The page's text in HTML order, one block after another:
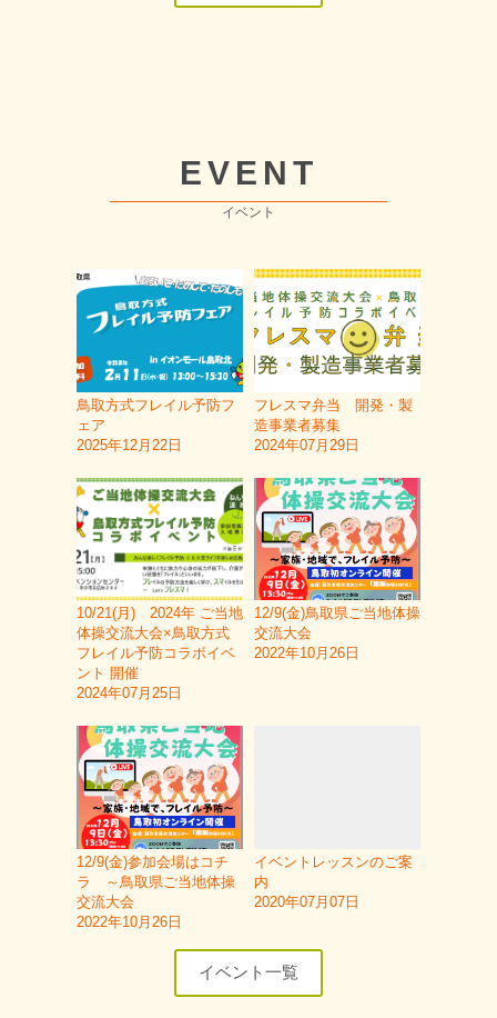
EVENT
イベント
鳥取方式フレイル予防フ
ェア
2025年12月22日
フレスマ弁当 開発・製
造事業者募集
2024年07月29日
10/21(月) 2024年 ご当地
体操交流大会×鳥取方式
フレイル予防コラボイベ
ント 開催
2024年07月25日
12/9(金)鳥取県ご当地体操
交流大会
2022年10月26日
12/9(金)参加会場はコチ
ラ ～鳥取県ご当地体操
交流大会
2022年10月26日
イベントレッスンのご案
内
2020年07月07日
イベント一覧